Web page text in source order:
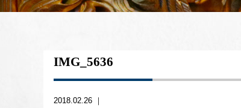
IMG_5636
2018.02.26 ｜